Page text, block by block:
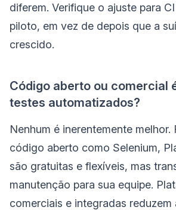
diferem. Verifique o ajuste para
piloto, em vez de depois que a
crescido.
Código aberto ou comercial
testes automatizados?
Nenhum é inerentemente melhor.
código aberto como Selenium,
são gratuitas e flexíveis, mas
manutenção para sua equipe.
comerciais e integradas